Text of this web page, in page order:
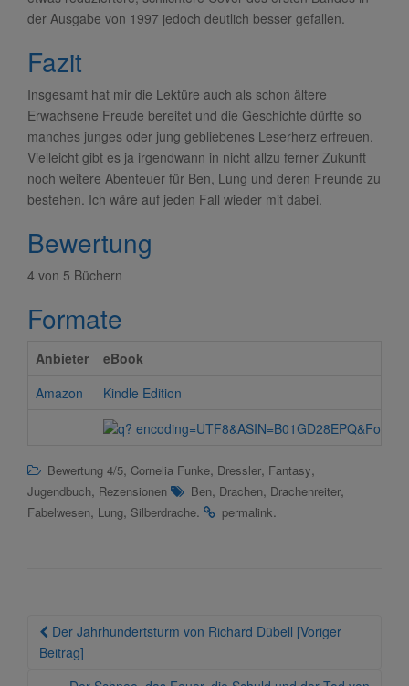
der Ausgabe von 1997 jedoch deutlich besser gefallen.
Fazit
Insgesamt hat mir die Lektüre auch als schon ältere
Erwachsene Freude bereitet und die Geschichte dürfte so
manches junges oder jung gebliebenes Leserherz erfreuen.
Vielleicht gibt es ja irgendwann in nicht allzu ferner Zukunft
noch weitere Abenteuer für Ben, Lung und deren Freunde zu
bestehen. Ich wäre auf jeden Fall wieder mit dabei.
Bewertung
4 von 5 Büchern
Formate
Anbieter
eBook
Amazon
Kindle Edition
Bewertung 4/5, Cornelia Funke, Dressler, Fantasy,
Jugendbuch, Rezensionen Ben, Drachen, Drachenreiter,
Fabelwesen, Lung, Silberdrache. permalink.
Beitragsnavigation
Der Jahrhundertsturm von Richard Dübell [Voriger
Beitrag]